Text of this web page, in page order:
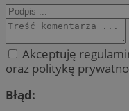
Akceptuję
oraz politykę
Błąd: